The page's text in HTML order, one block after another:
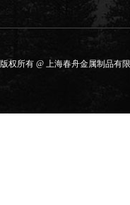
版权所有 @ 上海春舟金属制品有